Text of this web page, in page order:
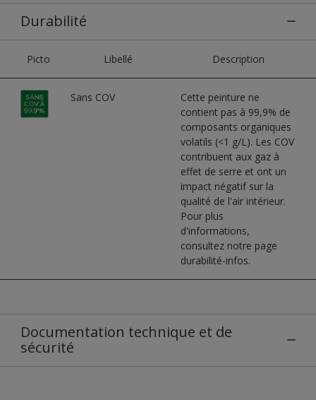
Durabilité
Picto Libellé Description
Sans COV
Cette peinture ne
contient pas à 99,9% de
composants organiques
volatils (<1 g/L). Les COV
contribuent aux gaz à
effet de serre et ont un
impact négatif sur la
qualité de l'air intérieur.
Pour plus
d'informations,
consultez notre page
durabilité-infos.
Documentation technique et de
sécurité